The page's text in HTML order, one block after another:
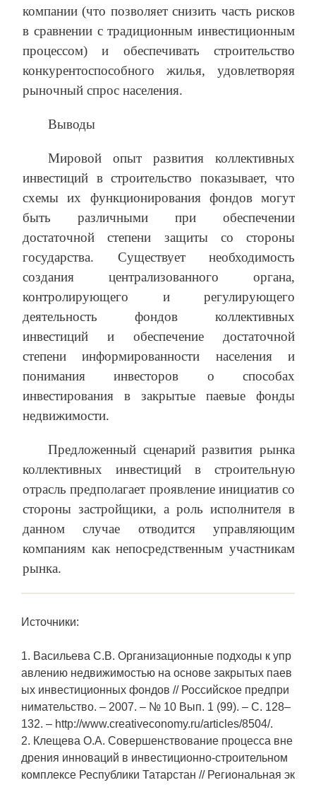
компании (что позволяет снизить часть рисков
в сравнении с традиционным инвестиционным
процессом) и обеспечивать строительство
конкурентоспособного жилья, удовлетворяя
рыночный спрос населения.
Выводы
Мировой опыт развития коллективных
инвестиций в строительство показывает, что
схемы их функционирования фондов могут
быть различными при обеспечении
достаточной степени защиты со стороны
государства. Существует необходимость
создания централизованного органа,
контролирующего и регулирующего
деятельность фондов коллективных
инвестиций и обеспечение достаточной
степени информированности населения и
понимания инвесторов о способах
инвестирования в закрытые паевые фонды
недвижимости.
Предложенный сценарий развития рынка
коллективных инвестиций в строительную
отрасль предполагает проявление инициатив со
стороны застройщики, а роль исполнителя в
данном случае отводится управляющим
компаниям как непосредственным участникам
рынка.
Источники:
1. Васильева С.В. Организационные подходы к упр
авлению недвижимостью на основе закрытых паев
ых инвестиционных фондов // Российское предпри
нимательство. – 2007. – № 10 Вып. 1 (99). – С. 128–
132. – http://www.creativeconomy.ru/articles/8504/.
2. Клещева О.А. Совершенствование процесса вне
дрения инноваций в инвестиционно-строительном
комплексе Республики Татарстан // Региональная эк